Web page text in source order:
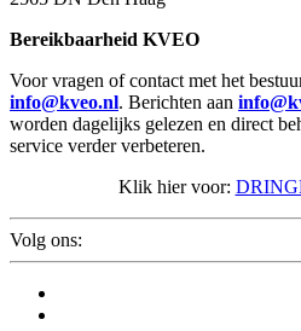
Bereikbaarheid KVEO
Voor vragen of contact met het
info@kveo.nl. Berichten aan
worden dagelijks gelezen en direct
service verder verbeteren.
Klik hier voor:
Volg ons: